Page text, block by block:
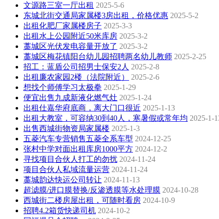
文源路三室一厅出租 2025-5-6
东城北街交通局家属楼3房出租，价格优惠 2025-5-2
出租化肥厂家属楼房子 2025-3-3
出租水上公园附近50米库房 2025-3-2
藁城区光伏发电容量开放了 2025-3-2
藁城区梅花镇阳台幼儿园招聘两名幼儿教师 2025-2-25
招工：蓝盾公司招男士保安2人 2025-2-8
出租廉农家园2楼（法院附近）
2025-2-6
想找个师傅学习太极拳 2025-1-29
便宜出售九成新液化燃气灶 2025-1-24
出租仕嘉华府底商，离大门口很近 2025-1-13
出租大教室，可容纳30到40人，寒暑假或常年均 2025-1-
出售西城街物资局家属楼 2025-1-3
五菱汽车专营销售五菱全系车型 2024-12-25
张村中学对面出租库房1000平方 2024-12-2
寻找项目合伙人打工的勿扰 2024-11-24
项目合伙人私域流量运营 2024-11-24
藁城韵达快运公司转让 2024-11-13
超滤膜/进口膜替换/反渗透膜等水处理膜 2024-10-28
西城街二楼房屋出租，可随时看房 2024-10-9
招聘4.2箱货快递司机 2024-10-2